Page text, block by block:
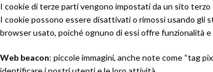
I cookie di terze parti vengono impostati da un sito
I cookie possono essere disattivati o rimossi usando gli
browser usato, poiché ognuno di essi offre funzionalità
Web beacon: piccole immagini, anche note come “tag